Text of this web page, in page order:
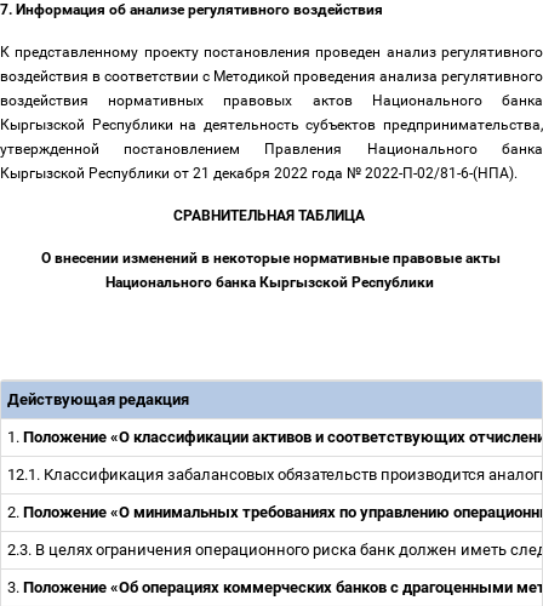
7. Информация об анализе регулятивного воздействия
К представленному проекту постановления проведен анализ регулятивного
воздействия в соответствии с Методикой проведения анализа регулятивного
воздействия нормативных правовых актов Национального банка
Кыргызской Республики на деятельность субъектов предпринимательства,
утвержденной постановлением Правления Национального банка
Кыргызской Республики от 21 декабря 2022 года № 2022-П-02/81-6-(НПА).
СРАВНИТЕЛЬНАЯ ТАБЛИЦА
О внесении изменений в некоторые нормативные правовые акты
Национального банка Кыргызской Республики
Действующая редакция
1. Положение «О классификации активов и соответствующих
12.1. Классификация забалансовых обязательств производится
2. Положение «О минимальных требованиях по управлению
2.3. В целях ограничения операционного риска банк должен иметь
3. Положение «Об операциях коммерческих банков с драгоценными